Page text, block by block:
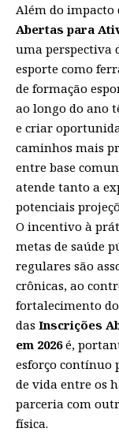
Além do impacto
Abertas para
uma perspectiva
esporte como
de formação
ao longo do ano
e criar
caminhos mais
entre base
atende tanto a
potenciais
O incentivo à
metas de saúde
regulares são
crônicas, ao
fortalecimento
das Inscrições
em 2026é,
esforço contínuo
de vida entre os
parceria com
física.